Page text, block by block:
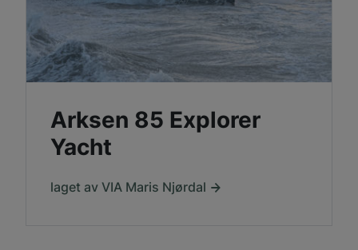
Arksen 85 Explorer
Yacht
laget av VIA Maris Njørdal